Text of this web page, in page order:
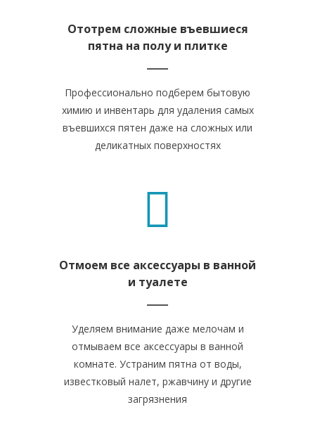
Ототрем сложные въевшиеся
пятна на полу и плитке
Профессионально подберем бытовую
химию и инвентарь для удаления самых
въевшихся пятен даже на сложных или
деликатных поверхностях
Отмоем все аксессуары в ванной
и туалете
Уделяем внимание даже мелочам и
отмываем все аксессуары в ванной
комнате. Устраним пятна от воды,
известковый налет, ржавчину и другие
загрязнения